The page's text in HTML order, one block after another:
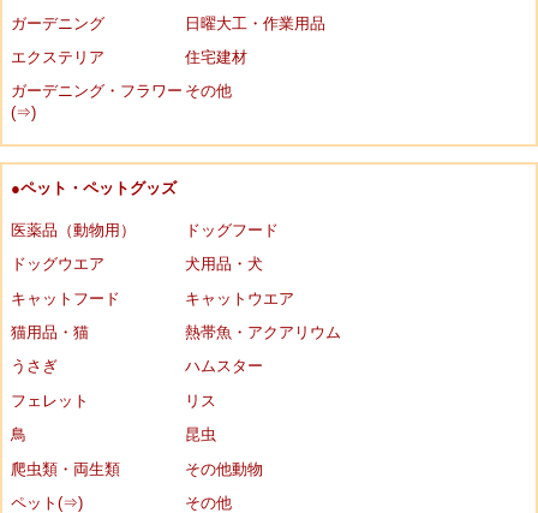
ガーデニング
日曜大工・作業用品
エクステリア
住宅建材
ガーデニング・フラワー
(⇒)
その他
●ペット・ペットグッズ
医薬品（動物用）
ドッグフード
ドッグウエア
犬用品・犬
キャットフード
キャットウエア
猫用品・猫
熱帯魚・アクアリウム
うさぎ
ハムスター
フェレット
リス
鳥
昆虫
爬虫類・両生類
その他動物
ペット(⇒)
その他